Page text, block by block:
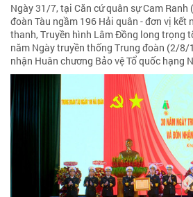
Ngày 31/7, tại Căn cứ quân sự Cam
đoàn Tàu ngầm 196 Hải quân - đơn vị kết
thanh, Truyền hình Lâm Đồng long trọng
năm Ngày truyền thống Trung đoàn (2/
nhận Huân chương Bảo vệ Tổ quốc hạng